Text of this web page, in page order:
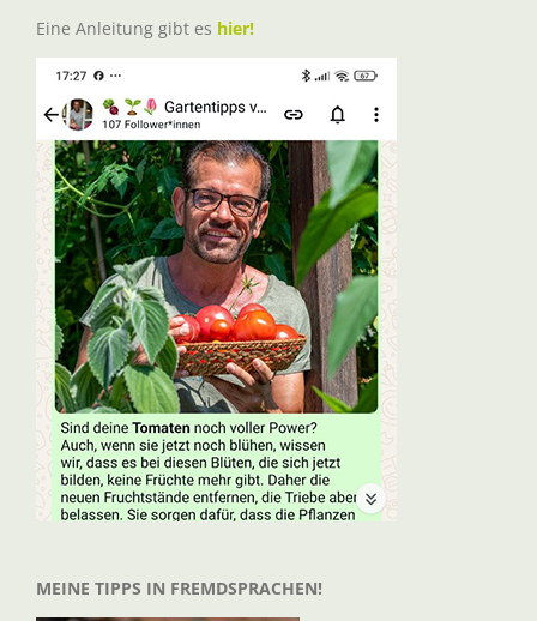
Eine Anleitung gibt es hier!
MEINE TIPPS IN FREMDSPRACHEN!